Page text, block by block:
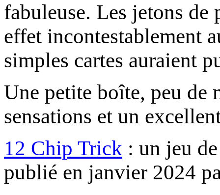
fabuleuse. Les jetons
effet incontestablement
simples cartes auraient
Une petite boîte, peu de
sensations et un
12 Chip Trick : un jeu
publié en janvier 2024